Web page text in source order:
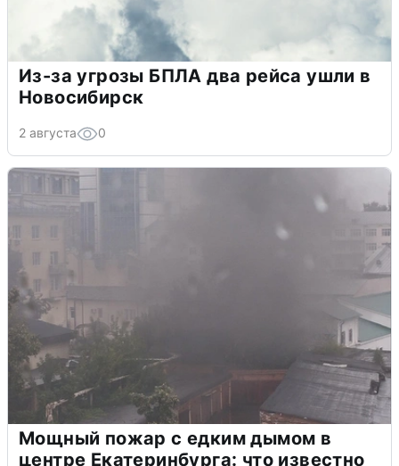
Из-за угрозы БПЛА два рейса ушли в
Новосибирск
2 августа 0
Мощный пожар с едким дымом в
центре Екатеринбурга: что известно